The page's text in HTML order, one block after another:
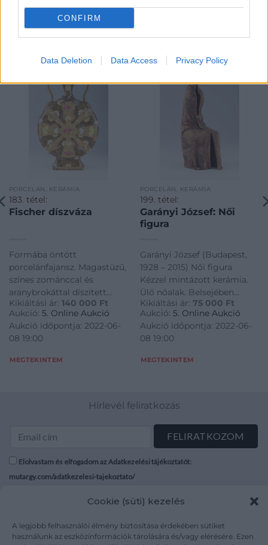
CONFIRM
Data Deletion Data Access Privacy Policy
Cookie (süti) kezelés
A legjobb felhasználói élmény biztosítása érdekében sütiket
használunk az eszközinformációk tárolására és/vagy elérésére. Ezen
KAPCSOLÓDÓ MŰTÁRGYAK
PORCELÁN, KERÁMIA
183. tétel:
Fischer díszváza
Formába öntött
porcelánfajansz. Magastüzű,
színes zománccal és
aranybrokáttal díszített
felületén rózsa és
virágdíszek. Talpperemén
hajszálrepedt. Alján jelzett:
masszába nyomott F J és
Kikiáltási ár: 140 000 Ft
Aukció: 5. Online Aukció
Aukció időpontja: 2022-06-
08 19:00
MEGTEKINTEM
PORCELÁN, KERÁMIA
199. tétel:
Garányi József: Női
figura
Garányi József (Budapest,
1928 – 2015) Női figura
Kézzel mintázott kerámia.
Ülő nőalak. Belsejében
jelzett: masszába karcolt
Garányi. M.: 22 cm.
Kikiáltási ár: 75 000 Ft
Aukció: 5. Online Aukció
Aukció időpontja: 2022-06-
08 19:00
MEGTEKINTEM
Hírlevél feliratkozás
Elolvastam és elfogadom az Adatkezelési tájékoztatót:
mutargy.com/adatkezelesi-tajekoztato/
Médiaajánlat
Karrier
Áraink
ÁSZF
Adatvédelem